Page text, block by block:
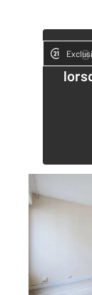
BREST 29
91 m
2
, 4
par mois